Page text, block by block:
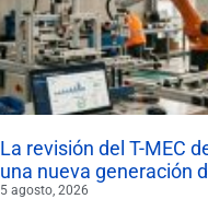
La revisión del T-MEC
una nueva generación
5 agosto, 2026